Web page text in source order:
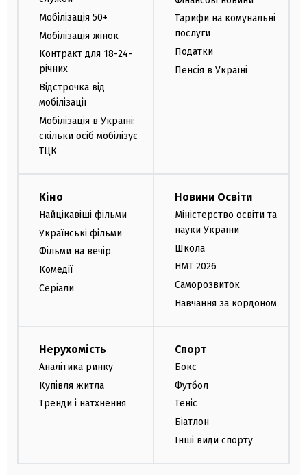
Мобілізація 50+
Мобілізація жінок
Контракт для 18-24-
річних
Відстрочка від
мобілізації
Мобілізація в Україні:
скільки осіб мобілізує
ТЦК
Тарифи на комунальні
послуги
Податки
Пенсія в Україні
Кіно
Найцікавіші фільми
Українські фільми
Фільми на вечір
Комедії
Серіали
Новини Освіти
Міністерство освіти та
науки України
Школа
НМТ 2026
Саморозвиток
Навчання за кордоном
Нерухомість
Аналітика ринку
Купівля житла
Тренди і натхнення
Спорт
Бокс
Футбол
Теніс
Біатлон
Інші види спорту